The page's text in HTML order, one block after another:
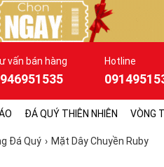
vấn bán hàng Hotline
ĐÁ QUÝ THIÊN NHIÊN VÒNG
Đá Quý Mặt Dây Chuyền Ruby